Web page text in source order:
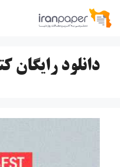
پرش
دانلود رایگان